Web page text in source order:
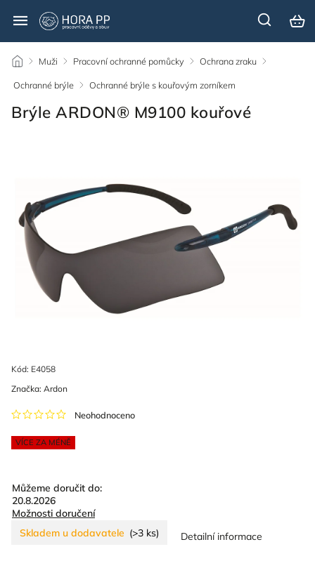
/ Muži / Pracovní ochranné pomůcky / Ochrana zraku /
Ochranné brýle / Ochranné brýle s kouřovým zorníkem
Brýle ARDON® M9100 kouřové
Kód: E4058
VÍCE ZA MÉNĚ
Neohodnoceno
Značka: Ardon
Můžeme doručit do:
20.8.2026
Možnosti doručení
Skladem u dodavatele (>3 ks) Detailní informace